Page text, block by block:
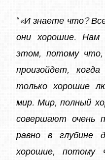
“«И знаете что?
они хорошие. Нам
этом, потому
произойдет,
только хорошие
мир. Мир, полный
совершают очень
равно в глубине
хорошие, потому